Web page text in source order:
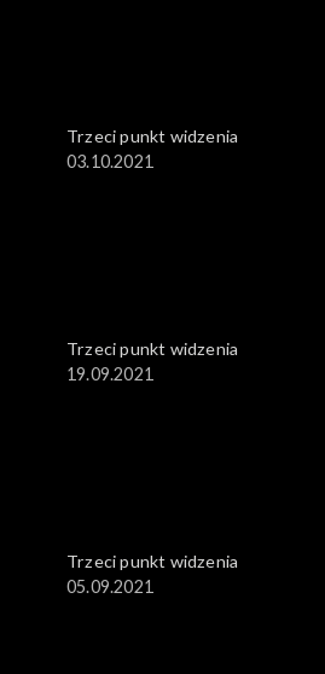
Trzeci punkt widzenia
03.10.2021
Trzeci punkt widzenia
19.09.2021
Trzeci punkt widzenia
05.09.2021